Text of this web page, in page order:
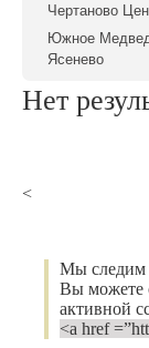
Чертаново
Южное
Ясенево
Нет
<
Мы следим
Вы можете
активной
<a href